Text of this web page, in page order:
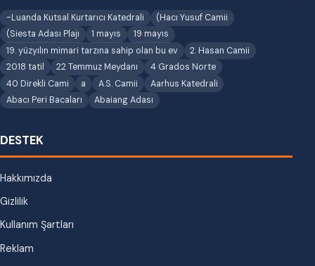
-Luanda Kutsal Kurtarıcı Katedrali
(Hacı Yusuf Camii
(Siesta Adası Plajı
1 mayıs
19 mayıs
19. yüzyılın mimari tarzına sahip olan bu ev
2. Hasan Camii
2018 tatil
22 Temmuz Meydanı
4 Grados Norte
40 Direkli Cami
a A.S. Camii
Aarhus Katedrali
Abacı Peri Bacaları
Abaiang Adası
DESTEK
Hakkımızda
Gizlilik
Kullanım Şartları
Reklam